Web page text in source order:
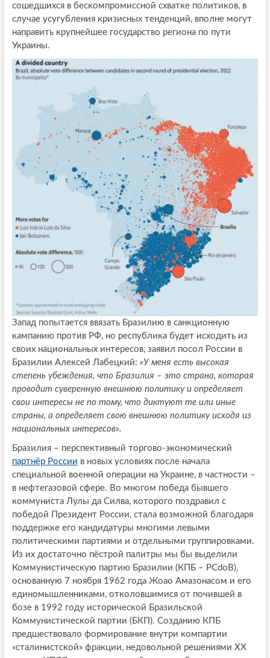
сошедшихся в бескомпромиссной схватке политиков, в
случае усугубления кризисных тенденций, вполне могут
направить крупнейшее государство региона по пути
Украины.
Запад попытается ввязать Бразилию в санкционную
кампанию против РФ, но республика будет исходить из
своих национальных интересов, заявил посол России в
Бразилии Алексей Лабецкий: «У меня есть высокая
степень убеждения, что Бразилия – это страна, которая
проводит суверенную внешнюю политику и определяет
свои интересы не по тому, что диктуют те или иные
страны, а определяет свою внешнюю политику исходя из
национальных интересов».
Бразилия – перспективный торгово-экономический
партнёр России в новых условиях после начала
специальной военной операции на Украине, в частности –
в нефтегазовой сфере. Во многом победа бывшего
коммуниста Лулы да Силва, которого поздравил с
победой Президент России, стала возможной благодаря
поддержке его кандидатуры многими левыми
политическими партиями и отдельными группировками.
Из их достаточно пёстрой палитры мы бы выделили
Коммунистическую партию Бразилии (КПБ – PCdoB),
основанную 7 ноября 1962 года Жоао Амазонасом и его
единомышленниками, отколовшимися от почившей в
бозе в 1992 году исторической Бразильской
Коммунистической партии (БКП). Созданию КПБ
предшествовало формирование внутри компартии
«сталинистской» фракции, недовольной решениями ХХ